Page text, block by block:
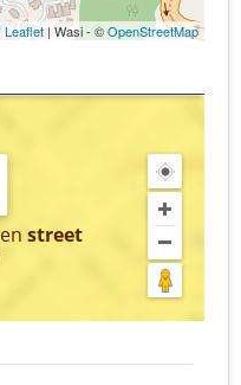
Leaflet | Wasi - ©OpenStreetMap
en street